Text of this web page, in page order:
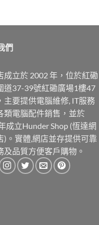
們
成立於 2002 年，位於紅磡
道37-39號紅磡廣場1樓47
主要提供電腦維修, IT服務
類電腦配件銷售，並於
成立Hunder Shop (恆達網
)。實體,網店並存提供可靠
及品質方便客戶購物。